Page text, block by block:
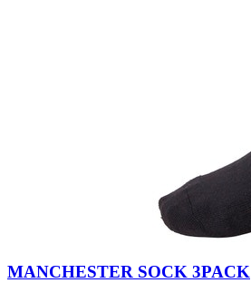
MANCHESTER SOCK 3PACK